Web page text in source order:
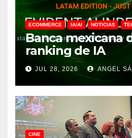
ECOMMERCE IA/AI NOTICIAS
Banca mexicana
ranking de IA
JUL 28, 2026 ANGEL
CINE